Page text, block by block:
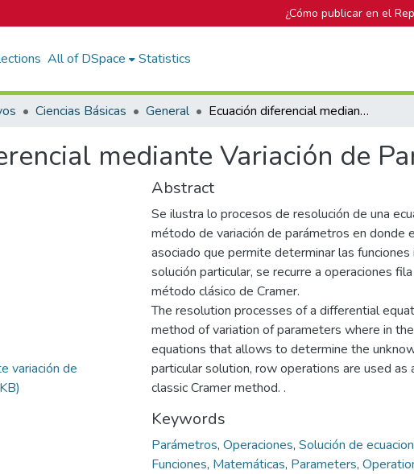
¿Cómo publicar en el
All of DSpace Statistics
Ciencias Básicas General Ecuación diferencial mediante Variación de Parámetros 1
mediante Variación de
variación de
Abstract
Se ilustra lo procesos de resolución de una
método de variación de parámetros en donde
asociado que permite determinar las
solución particular, se recurre a operaciones
método clásico de Cramer.
The resolution processes of a differential
method of variation of parameters where in
equations that allows to determine the
particular solution, row operations are used
classic Cramer method. .
Keywords
Parámetros, Operaciones, Solución de
Funciones, Matemáticas, Parameters,